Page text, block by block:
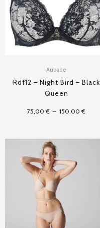
Aubade
Rdf12 – Night Bird – Black
Queen
75,00€ – 150,00€